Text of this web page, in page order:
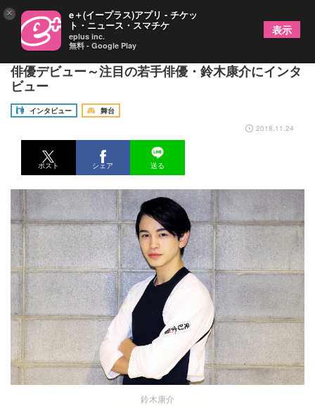
浅草軽演劇集団・ウズイチ『シャフ～vol.3～』で
俳優デビュー～注目の若手俳優・鈴木康介にインタ
ビュー
インタビュー
舞台
2018.11.24
ポスト シェア 送る
鈴木康介
× e＋(イープラス)アプリ - チケッ
ト・ニュース・スマチケ
eplus inc.
無料 - Google Play
表示